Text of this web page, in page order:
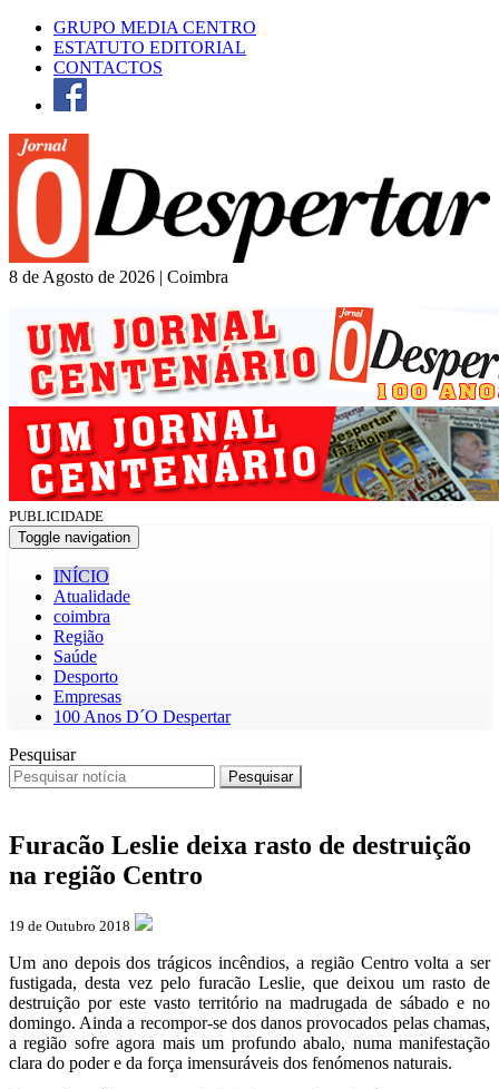
GRUPO MEDIA CENTRO
ESTATUTO EDITORIAL
CONTACTOS
8 de Agosto de 2026 | Coimbra
PUBLICIDADE
Toggle navigation
INÍCIO
Atualidade
coimbra
Região
Saúde
Desporto
Empresas
100 Anos D´O Despertar
Pesquisar
Pesquisar
Furacão Leslie deixa rasto de destruição
na região Centro
19 de Outubro 2018
Um ano depois dos trágicos incêndios, a região Centro volta a ser
fustigada, desta vez pelo furacão Leslie, que deixou um rasto de
destruição por este vasto território na madrugada de sábado e no
domingo. Ainda a recompor-se dos danos provocados pelas chamas,
a região sofre agora mais um profundo abalo, numa manifestação
clara do poder e da força imensuráveis dos fenómenos naturais.